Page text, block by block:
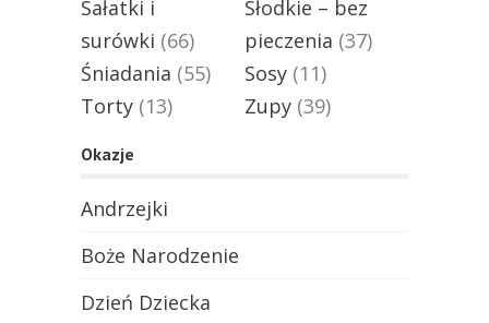
Sałatki i
surówki (66)
Słodkie – bez
pieczenia (37)
Śniadania (55) Sosy (11)
Torty (13) Zupy (39)
Okazje
Andrzejki
Boże Narodzenie
Dzień Dziecka